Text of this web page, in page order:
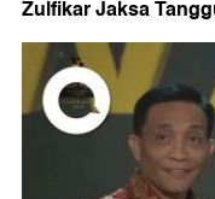
Zulfikar Jaksa